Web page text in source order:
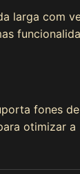
larga com
fones
otimizar a